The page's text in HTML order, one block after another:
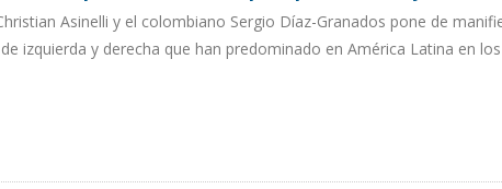
Asinelli y el colombiano Sergio Díaz-Granados pone de
izquierda y derecha que han predominado en América Latina en